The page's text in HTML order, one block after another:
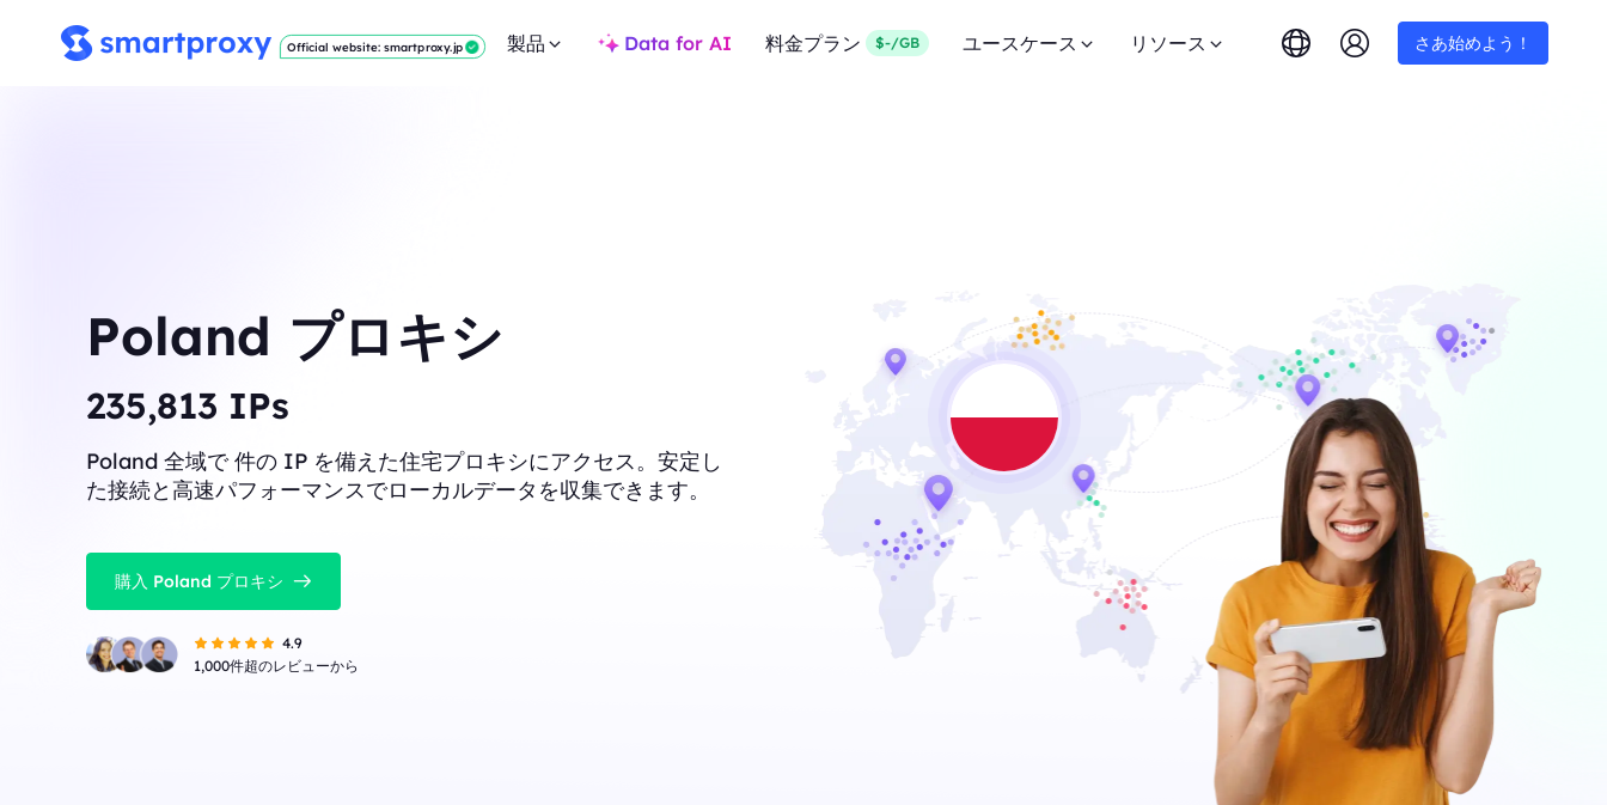
Official website: smartproxy.jp 製品 Data for AI 料金プラン $-/GB ユースケース リソース さあ始めよう！
Poland プロキシ
237,911IPs
Poland 全域で 件の IP を備えた住宅プロキシにアクセス。安定し
た接続と高速パフォーマンスでローカルデータを収集できます。
購入 Poland プロキシ
4.9
1,000件超のレビューから